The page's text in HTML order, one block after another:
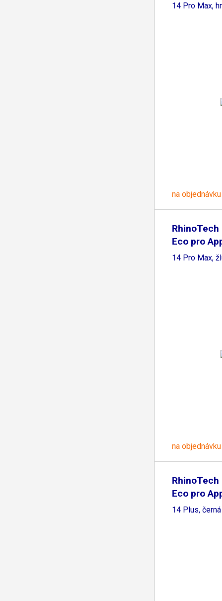
14 Pro Max,
na objednávku
RhinoTech
Eco pro
14 Pro Max,
na objednávku
RhinoTech
Eco pro
14 Plus, černá